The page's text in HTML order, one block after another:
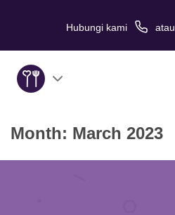
Hubungi kami atau
Tentang Kami
Month: March 2023